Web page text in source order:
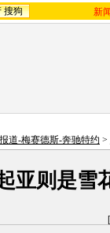
搜狗 新闻
道-梅赛德斯-奔驰特约 >
亚则是雪
[